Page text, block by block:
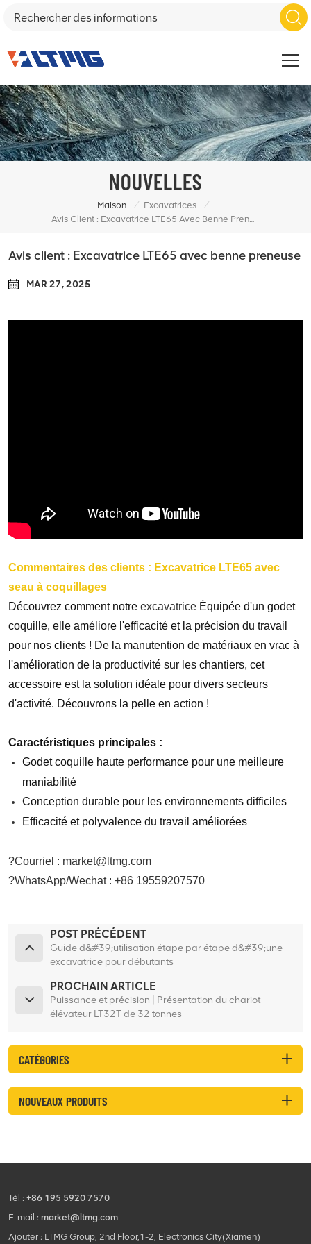
NOUVELLES
Maison / Excavatrices
/
Avis Client : Excavatrice LTE65 Avec Benne Preneuse
Avis client : Excavatrice LTE65 avec benne preneuse
MAR 27, 2025
Commentaires des clients : Excavatrice LTE65 avec
seau à coquillages
Découvrez comment notre excavatrice Équipée d'un godet
coquille, elle améliore l'efficacité et la précision du travail
pour nos clients ! De la manutention de matériaux en vrac à
l'amélioration de la productivité sur les chantiers, cet
accessoire est la solution idéale pour divers secteurs
d'activité. Découvrons la pelle en action !
Caractéristiques principales :
Godet coquille haute performance pour une meilleure
maniabilité
Conception durable pour les environnements difficiles
Efficacité et polyvalence du travail améliorées
?Courriel : market@ltmg.com
?WhatsApp/Wechat : +86 19559207570
POST PRÉCÉDENT
Guide d&#39;utilisation étape par étape d&#39;une
excavatrice pour débutants
PROCHAIN ARTICLE
Puissance et précision | Présentation du chariot
élévateur LT32T de 32 tonnes
CATÉGORIES
NOUVEAUX PRODUITS
Tél : +86 195 5920 7570
E-mail : market@ltmg.com
Ajouter : LTMG Group, 2nd Floor,1-2, Electronics City(Xiamen)